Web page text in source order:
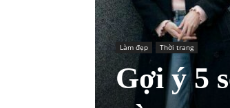
Làm đẹp Thời trang
Gợi ý 5